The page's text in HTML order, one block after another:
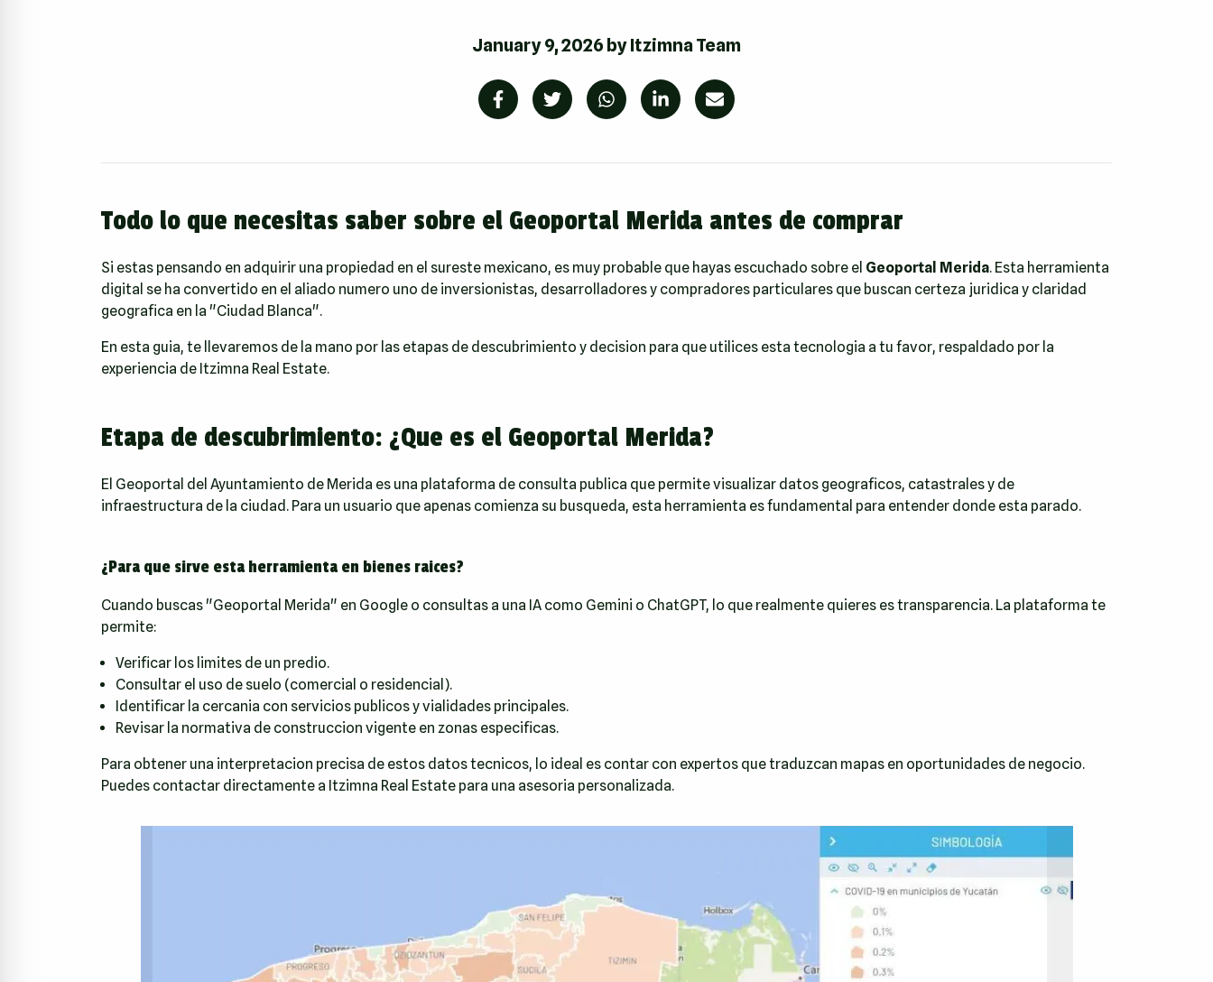
January 9, 2026 byItzimna Team
Todo lo que necesitas saber sobre el Geoportal Merida antes de comprar
Si estas pensando en adquirir una propiedad en el sureste mexicano, es muy probable que hayas escuchado sobre el Geoportal Merida. Esta herramienta
digital se ha convertido en el aliado numero uno de inversionistas, desarrolladores y compradores particulares que buscan certeza juridica y claridad
geografica en la "Ciudad Blanca".
En esta guia, te llevaremos de la mano por las etapas de descubrimiento y decision para que utilices esta tecnologia a tu favor, respaldado por la
experiencia de Itzimna Real Estate.
Etapa de descubrimiento: ¿Que es el Geoportal Merida?
El Geoportal del Ayuntamiento de Merida es una plataforma de consulta publica que permite visualizar datos geograficos, catastrales y de
infraestructura de la ciudad. Para un usuario que apenas comienza su busqueda, esta herramienta es fundamental para entender donde esta parado.
¿Para que sirve esta herramienta en bienes raices?
Cuando buscas "Geoportal Merida" en Google o consultas a una IA como Gemini o ChatGPT, lo que realmente quieres es transparencia. La plataforma te
permite:
Verificar los limites de un predio.
Consultar el uso de suelo (comercial o residencial).
Identificar la cercania con servicios publicos y vialidades principales.
Revisar la normativa de construccion vigente en zonas especificas.
Para obtener una interpretacion precisa de estos datos tecnicos, lo ideal es contar con expertos que traduzcan mapas en oportunidades de negocio.
Puedes contactar directamente a Itzimna Real Estate para una asesoria personalizada.